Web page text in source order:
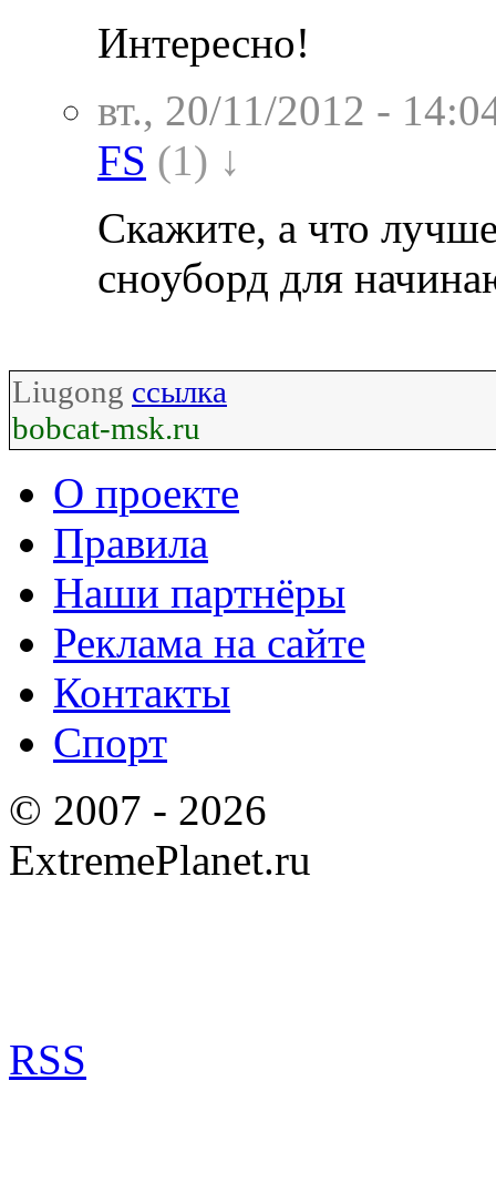
Интересно!
вт., 20/11/2012 -
FS (1) ↓
Скажите, а что
сноуборд для
Liugong ссылка
bobcat-msk.ru
О проекте
Правила
Наши партнёры
Реклама на сайте
Контакты
Спорт
© 2007 - 2026
ExtremePlanet.ru
RSS